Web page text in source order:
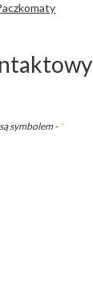
symbolem - *